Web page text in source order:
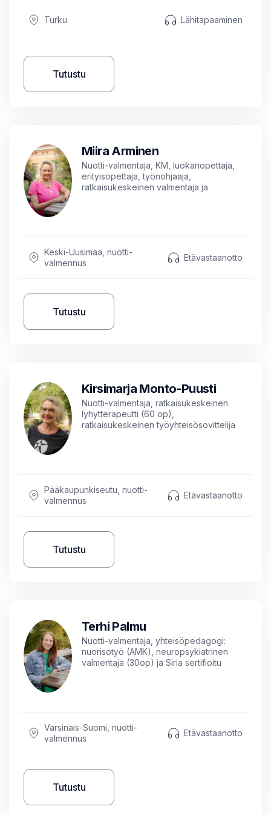
Turku Lähitapaaminen
Tutustu
Miira Arminen
Nuotti-valmentaja, KM, luokanopettaja,
erityisopettaja, työnohjaaja,
ratkaisukeskeinen valmentaja ja
Keski-Uusimaa, nuotti-
valmennus
Etävastaanotto
Tutustu
Kirsimarja Monto-Puusti
Nuotti-valmentaja, ratkaisukeskeinen
lyhytterapeutti (60 op),
ratkaisukeskeinen työyhteisösovittelija
Pääkaupunkiseutu, nuotti-
valmennus
Etävastaanotto
Tutustu
Terhi Palmu
Nuotti-valmentaja, yhteisöpedagogi:
nuorisotyö (AMK), neuropsykiatrinen
valmentaja (30op) ja Siria sertifioitu
Varsinais-Suomi, nuotti-
valmennus
Etävastaanotto
Tutustu